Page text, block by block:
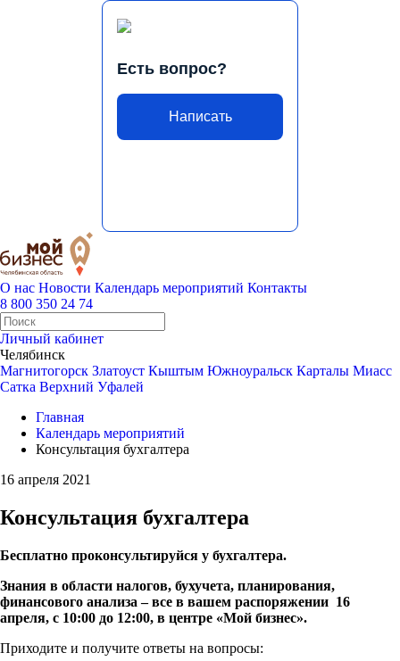
Есть вопрос?
Написать
О нас Новости Календарь мероприятий Контакты
8 800 350 24 74
Личный кабинет
Челябинск
Магнитогорск Златоуст Кыштым Южноуральск Карталы Миасс
Сатка Верхний Уфалей
Главная
Календарь мероприятий
Консультация бухгалтера
16 апреля 2021
Консультация бухгалтера
Бесплатно проконсультируйся у бухгалтера.
Знания в области налогов, бухучета, планирования,
финансового анализа – все в вашем распоряжении 16
апреля, с 10:00 до 12:00, в центре «Мой бизнес».
Приходите и получите ответы на вопросы: